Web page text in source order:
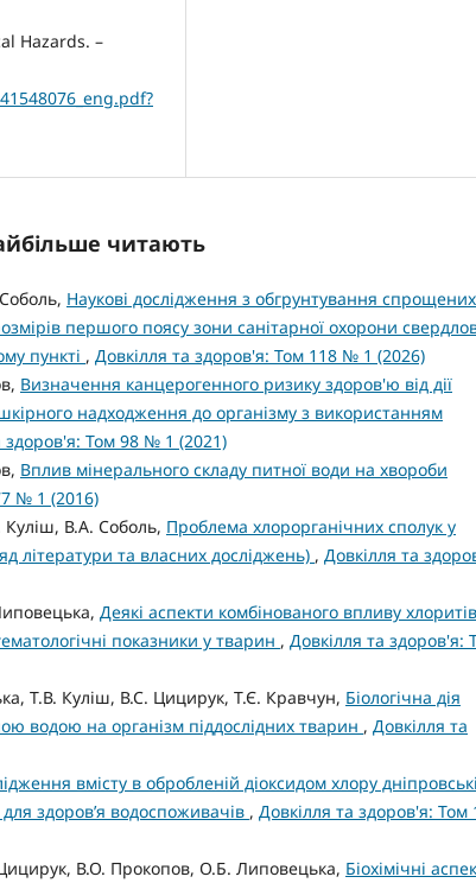
Hazards. –
читають
Наукові дослідження з обгрунтування спрощених
першого поясу зони санітарної охорони
пункті , Довкілля та здоров'я: Том 118 № 1 (2026)
Визначення канцерогенного ризику здоров'ю від дії
надходження до організму з використанням
здоров'я: Том 98 № 1 (2021)
Вплив мінерального складу питної води на хвороби
№ 1 (2016)
В.А. Соболь, Проблема хлорорганічних сполук у
літератури та власних досліджень) , Довкілля та
Деякі аспекти комбінованого впливу
показники у тварин , Довкілля та здоров'я:
Т.В. Куліш, В.С. Цицирук, Т.Є. Кравчун, Біологічна дія
водою на організм піддослідних тварин , Довкілля та
вмісту в обробленій діоксидом хлору
здоров’я водоспоживачів , Довкілля та здоров'я: Том
В.О. Прокопов, О.Б. Липовецька, Біохімічні